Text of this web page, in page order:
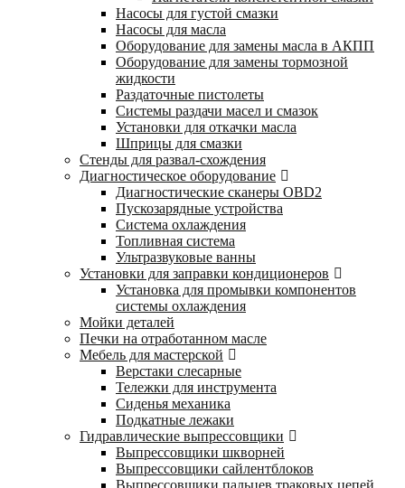
Насосы для густой смазки
Насосы для масла
Оборудование для замены масла в АКПП
Оборудование для замены тормозной
жидкости
Раздаточные пистолеты
Системы раздачи масел и смазок
Установки для откачки масла
Шприцы для смазки
Стенды для развал-схождения
Диагностическое оборудование
Диагностические сканеры OBD2
Пускозарядные устройства
Система охлаждения
Топливная система
Ультразвуковые ванны
Установки для заправки кондиционеров
Установка для промывки компонентов
системы охлаждения
Мойки деталей
Печки на отработанном масле
Мебель для мастерской
Верстаки слесарные
Тележки для инструмента
Сиденья механика
Подкатные лежаки
Гидравлические выпрессовщики
Выпрессовщики шкворней
Выпрессовщики сайлентблоков
Выпрессовщики пальцев траковых цепей